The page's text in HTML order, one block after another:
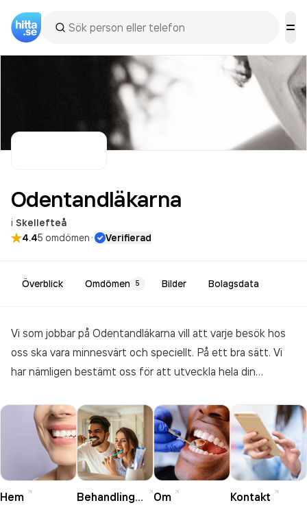
Odentandläkarna
i Skellefteå
4.45 omdömen· Verifierad
Överblick Omdömen 5 Bilder Bolagsdata
Vi som jobbar på Odentandläkarna vill att varje besök hos
oss ska vara minnesvärt och speciellt. På ett bra sätt. Vi
har nämligen bestämt oss för att utveckla hela din
alltifrån lokaler och bemötande, till hur vi tar hand om dig
under och efter en behandling. Målet är lika enkelt som
självklart. Att skapa större leenden.
Hem Behandlingar Om Kontakt